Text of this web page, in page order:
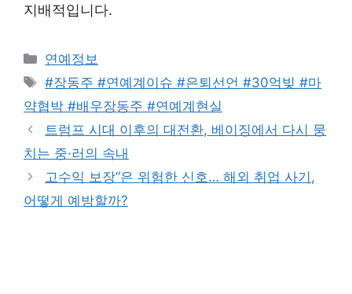
지배적입니다.
Categories
연예정보
Tags
#장동주 #연예계이슈 #은퇴선언 #30억빚 #마
약협박 #배우장동주 #연예계현실
트럼프 시대 이후의 대전환, 베이징에서 다시 뭉
치는 중·러의 속내
고수익 보장”은 위험한 신호… 해외 취업 사기,
어떻게 예방할까?